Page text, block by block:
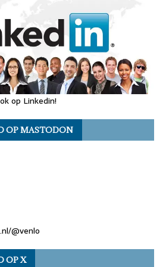
op Linkedin!
OP MASTODON
@venlo
OP X